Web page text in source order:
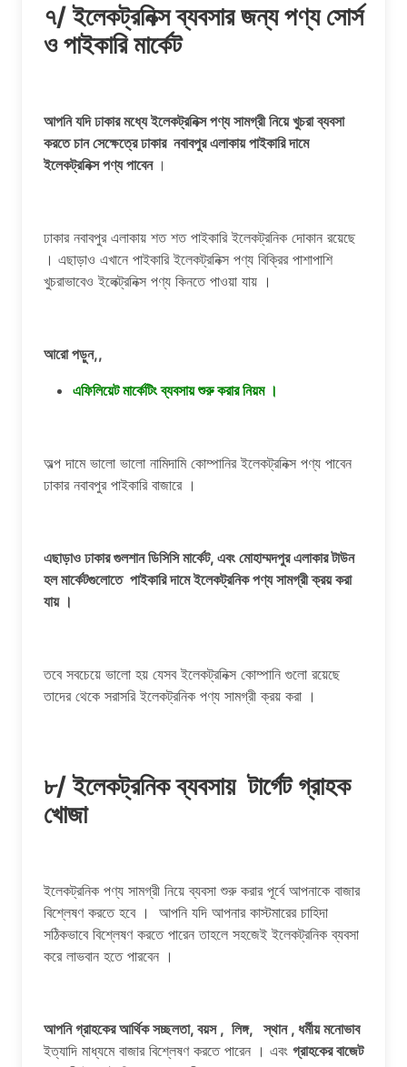
৭/ ইলেকট্রনিক্স ব্যবসার জন্য পণ্য সোর্স
ও পাইকারি মার্কেট
আপনি যদি ঢাকার মধ্যে ইলেকট্রনিক্স পণ্য সামগ্রী নিয়ে খুচরা ব্যবসা
করতে চান সেক্ষেত্রে ঢাকার নবাবপুর এলাকায় পাইকারি দামে
ইলেকট্রনিক্স পণ্য পাবেন ।
ঢাকার নবাবপুর এলাকায় শত শত পাইকারি ইলেকট্রনিক দোকান রয়েছে
। এছাড়াও এখানে পাইকারি ইলেকট্রনিক্স পণ্য বিক্রির পাশাপাশি
খুচরাভাবেও ইলেক্ট্রনিক্স পণ্য কিনতে পাওয়া যায় ।
আরো পড়ুন,,
এফিলিয়েট মার্কেটিং ব্যবসায় শুরু করার নিয়ম ।
অল্প দামে ভালো ভালো নামিদামি কোম্পানির ইলেকট্রনিক্স পণ্য পাবেন
ঢাকার নবাবপুর পাইকারি বাজারে ।
এছাড়াও ঢাকার গুলশান ডিসিসি মার্কেট, এবং মোহাম্মদপুর এলাকার টাউন
হল মার্কেটগুলোতে পাইকারি দামে ইলেকট্রনিক পণ্য সামগ্রী ক্রয় করা
যায় ।
তবে সবচেয়ে ভালো হয় যেসব ইলেকট্রনিক্স কোম্পানি গুলো রয়েছে
তাদের থেকে সরাসরি ইলেকট্রনিক পণ্য সামগ্রী ক্রয় করা ।
৮/ ইলেকট্রনিক ব্যবসায় টার্গেট গ্রাহক
খোজা
ইলেকট্রনিক পণ্য সামগ্রী নিয়ে ব্যবসা শুরু করার পূর্বে আপনাকে বাজার
বিশ্লেষণ করতে হবে । আপনি যদি আপনার কাস্টমারের চাহিদা
সঠিকভাবে বিশ্লেষণ করতে পারেন তাহলে সহজেই ইলেকট্রনিক ব্যবসা
করে লাভবান হতে পারবেন ।
আপনি গ্রাহকের আর্থিক সচ্ছলতা, বয়স , লিঙ্গ, স্থান , ধর্মীয় মনোভাব
ইত্যাদি মাধ্যমে বাজার বিশ্লেষণ করতে পারেন । এবং গ্রাহকের বাজেট